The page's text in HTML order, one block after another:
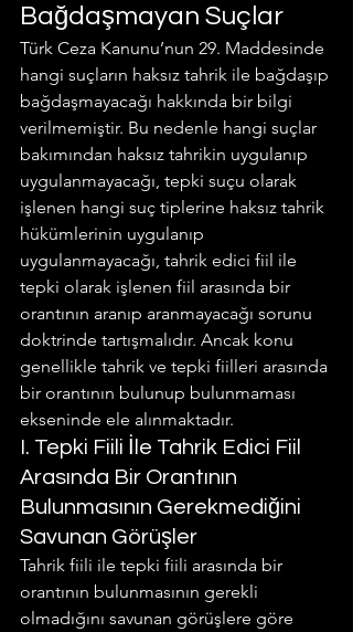
Bağdaşmayan Suçlar
Türk Ceza Kanunu’nun 29. Maddesinde
hangi suçların haksız tahrik ile bağdaşıp
bağdaşmayacağı hakkında bir bilgi
verilmemiştir. Bu nedenle hangi suçlar
bakımından haksız tahrikin uygulanıp
uygulanmayacağı, tepki suçu olarak
işlenen hangi suç tiplerine haksız tahrik
hükümlerinin uygulanıp
uygulanmayacağı, tahrik edici fiil ile
tepki olarak işlenen fiil arasında bir
orantının aranıp aranmayacağı sorunu
doktrinde tartışmalıdır. Ancak konu
genellikle tahrik ve tepki fiilleri arasında
bir orantının bulunup bulunmaması
ekseninde ele alınmaktadır.
I. Tepki Fiili İle Tahrik Edici Fiil
Arasında Bir Orantının
Bulunmasının Gerekmediğini
Savunan Görüşler
Tahrik fiili ile tepki fiili arasında bir
orantının bulunmasının gerekli
olmadığını savunan görüşlere göre